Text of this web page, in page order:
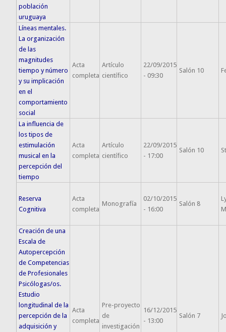
población
uruguaya
Líneas mentales.
La organización
de las
magnitudes
tiempo y número
y su implicación
en el
comportamiento
social
Acta
completa
Artículo
científico
22/09/2015
- 09:30
Salón 10
La influencia de
los tipos de
estimulación
musical en la
percepción del
tiempo
Acta
completa
Artículo
científico
22/09/2015
- 17:00
Salón 10
Reserva
Cognitiva
Acta
completa
Monografía
02/10/2015
- 16:00
Salón 8
Creación de una
Escala de
Autopercepción
de Competencias
de Profesionales
Psicólogas/os.
Estudio
longitudinal de la
percepción de la
adquisición y
Acta
completa
Pre-proyecto
de
investigación
16/12/2015
- 13:00
Salón 7